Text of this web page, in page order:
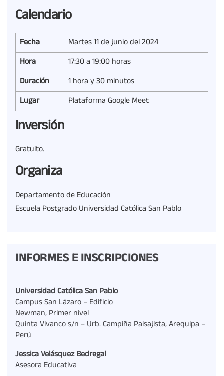
Calendario
Fecha
Martes 11 de junio del 2024
Hora
17:30 a 19:00 horas
Duración
1 hora y 30 minutos
Lugar
Plataforma Google Meet
Inversión
Gratuito.
Organiza
Departamento de Educación
Escuela Postgrado Universidad Católica San Pablo
INFORMES E INSCRIPCIONES
Universidad Católica San Pablo
Campus San Lázaro – Edificio
Newman, Primer nivel
Quinta Vivanco s/n – Urb. Campiña Paisajista, Arequipa –
Perú
Jessica Velásquez Bedregal
Asesora Educativa